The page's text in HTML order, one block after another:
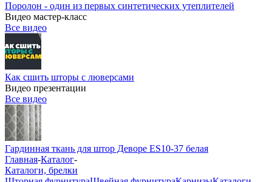
Поролон - один из первых синтетических утеплителей
Видео мастер-класс
Все видео
Как сшить шторы с люверсами
Видео презентации
Все видео
Гардинная ткань для штор Деворе ES10-37 белая
Главная-Каталог-
Каталоги, брелки